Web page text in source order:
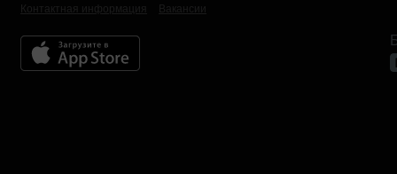
Контактная информация
Вакансии